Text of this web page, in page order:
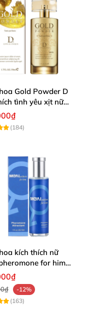
Gold Powder D
tình yêu xịt nữ
chính hãng
(184)
kích thích nữ
for him
muốn nhanh an
-12%
(163)